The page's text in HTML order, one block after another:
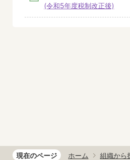
(令和5年度税制改正後)
現在のページ ホーム 組織から